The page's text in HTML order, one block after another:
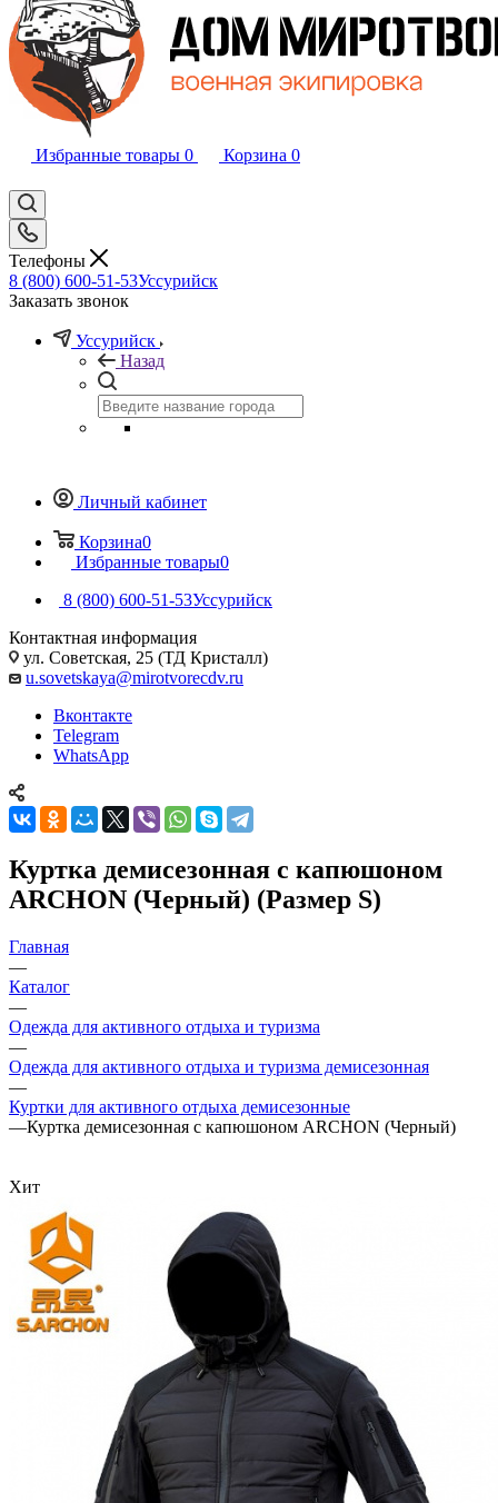
Избранные товары 0 Корзина 0
Телефоны
8 (800) 600-51-53Уссурийск
Заказать звонок
Уссурийск
Назад
Личный кабинет
Корзина0
Избранные товары0
8 (800) 600-51-53Уссурийск
Контактная информация
ул. Советская, 25 (ТД Кристалл)
u.sovetskaya@mirotvorecdv.ru
Вконтакте
Telegram
WhatsApp
Куртка демисезонная с капюшоном
ARCHON (Черный) (Размер S)
Главная
—
Каталог
—
Одежда для активного отдыха и туризма
—
Одежда для активного отдыха и туризма демисезонная
—
Куртки для активного отдыха демисезонные
—Куртка демисезонная с капюшоном ARCHON (Черный)
Хит